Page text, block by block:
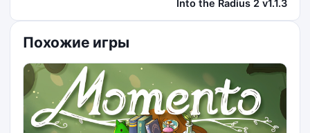
Into the Radius 2 v1.1.3
Похожие игры